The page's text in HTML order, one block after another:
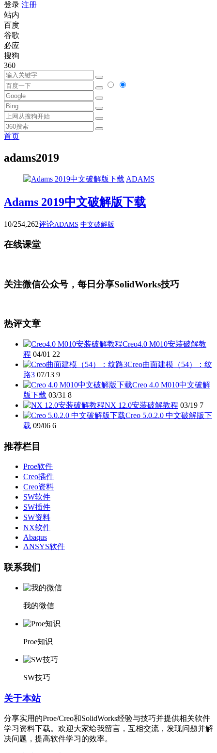
登录 注册
站内
百度
谷歌
必应
搜狗
360
首页
adams2019
ADAMS
Adams 2019中文破解版下载
10/254,262评论ADAMS 中文破解版
在线课堂
关注微信公众号，每日分享SolidWorks技巧
热评文章
Creo4.0 M010安装破解教
程 04/01 22
Creo曲面建模（54）：纹
路3 07/13 9
Creo 4.0 M010中文破解
版下载 03/31 8
NX 12.0安装破解教程 03/19 7
Creo 5.0.2.0 中文破解版下
载 09/06 6
推荐栏目
Proe软件
Creo插件
Creo资料
SW软件
SW插件
SW资料
NX软件
Abaqus
ANSYS软件
联系我们
我的微信
Proe知识
SW技巧
关于本站
分享实用的Proe/Creo和SolidWorks经验与技巧并提供相关软件
学习资料下载。欢迎大家给我留言，互相交流，发现问题并解
决问题，提高软件学习的效率。